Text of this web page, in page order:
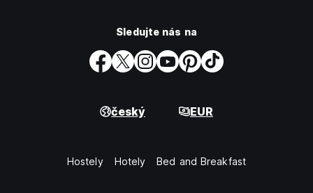
Sledujte nás na
český EUR
Hostely Hotely Bed and Breakfast